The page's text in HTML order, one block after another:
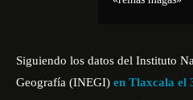
Siguiendo los datos del Instituto
Geografía (INEGI) en Tlaxcala el